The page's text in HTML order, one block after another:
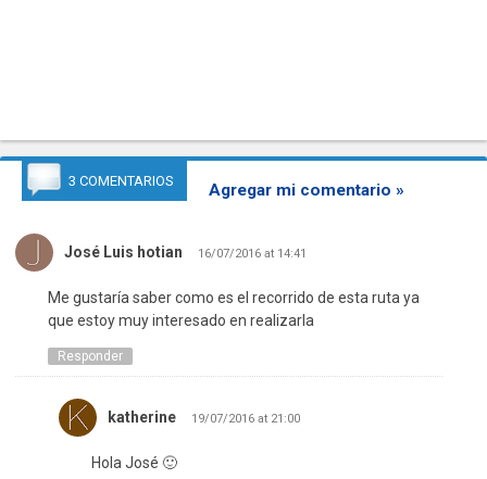
3 COMENTARIOS Agregar mi comentario »
José Luis hotian 16/07/2016 at 14:41
Me gustaría saber como es el recorrido de esta ruta ya
que estoy muy interesado en realizarla
Responder
katherine 19/07/2016 at 21:00
Hola José 🙂